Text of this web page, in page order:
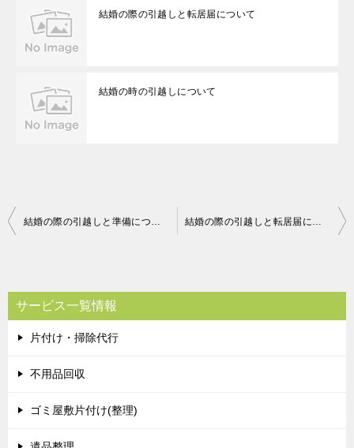
結婚の際の引越しと転居届について
結婚の時の引越しについて
投
ビ
ゲ
ー
シ
結婚の際の引越しと準備について 結婚の際の引越しと転居届について
サービス一覧情報
片付け・掃除代行
不用品回収
ゴミ屋敷片付け(整理)